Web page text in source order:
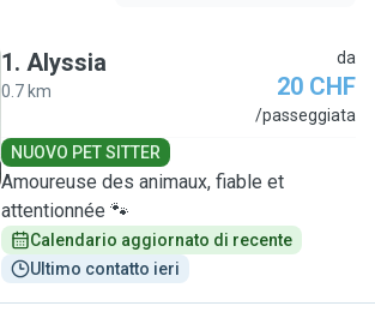
1. Alyssia
0.7 km
da
20 CHF
/passeggiata
NUOVO PET SITTER
Amoureuse des animaux, fiable et
attentionnée 🐾
Calendario aggiornato di recente
Ultimo contatto ieri